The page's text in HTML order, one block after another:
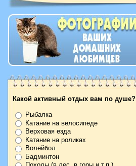
Какой активный отдых вам по душе?
Рыбалка
Катание на велосипеде
Верховая езда
Катание на роликах
Волейбол
Бадминтон